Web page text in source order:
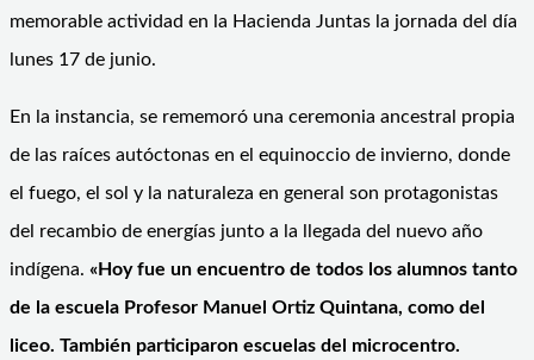
memorable actividad en la Hacienda Juntas la jornada del día
lunes 17 de junio.
En la instancia, se rememoró una ceremonia ancestral propia
de las raíces autóctonas en el equinoccio de invierno, donde
el fuego, el sol y la naturaleza en general son protagonistas
del recambio de energías junto a la llegada del nuevo año
indígena. «Hoy fue un encuentro de todos los alumnos tanto
de la escuela Profesor Manuel Ortiz Quintana, como del
liceo. También participaron escuelas del microcentro.